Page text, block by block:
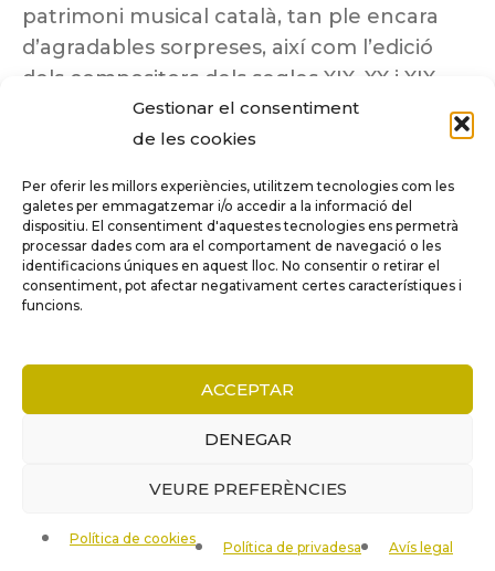
Gestionar el consentiment
de les cookies
Per oferir les millors experiències, utilitzem tecnologies com les
galetes per emmagatzemar i/o accedir a la informació del
dispositiu. El consentiment d'aquestes tecnologies ens permetrà
processar dades com ara el comportament de navegació o les
identificacions úniques en aquest lloc. No consentir o retirar el
consentiment, pot afectar negativament certes característiques i
funcions.
ACCEPTAR
DENEGAR
VEURE PREFERÈNCIES
Política de cookies
Política de privadesa Avís legal
patrimoni musical català, tan ple encara
d’agradables sorpreses, així com l’edició
dels compositors dels segles XIX, XX i XIX
insuficientment coneguts.
Tots els drets reservats a ©Columna
Música.
COMPARE (0)
Remove all products